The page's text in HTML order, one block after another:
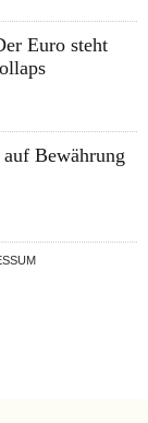
Euro steht
Bewährung